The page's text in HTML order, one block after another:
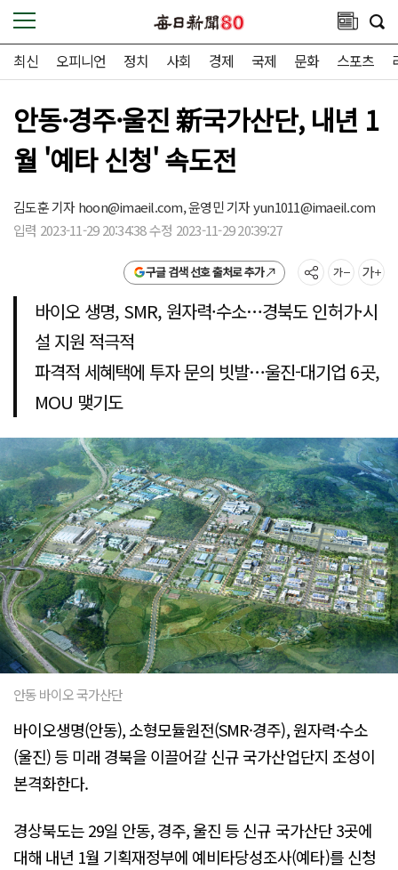
최신 오피니언 정치 사회 경제 국제 문화 스포츠
안동·경주·울진 新국가산단, 내년 1
월 '예타 신청' 속도전
김도훈 기자hoon@imaeil.com,윤영민 기자yun1011@imaeil.com
입력 2023-11-29 20:34:38 수정 2023-11-29 20:39:27
구글 검색 선호 출처로 추가
바이오 생명, SMR, 원자력·수소…경북도 인허가·시
설 지원 적극적
파격적 세혜택에 투자 문의 빗발…울진-대기업 6곳,
MOU 맺기도
안동 바이오 국가산단
바이오생명(안동), 소형모듈원전(SMR·경주), 원자력·수소
(울진) 등 미래 경북을 이끌어갈 신규 국가산업단지 조성이
본격화한다.
경상북도는 29일 안동, 경주, 울진 등 신규 국가산단 3곳에
대해 내년 1월 기획재정부에 예비타당성조사(예타)를 신청